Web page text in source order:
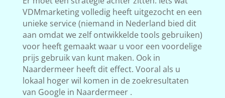
VDMmarketing volledig heeft uitgezocht en een
unieke service (niemand in Nederland bied dit
aan omdat we zelf ontwikkelde tools gebruiken)
voor heeft gemaakt waar u voor een voordelige
prijs gebruik van kunt maken. Ook in
Naardermeer heeft dit effect. Vooral als u
lokaal hoger wil komen in de zoekresultaten
van Google in Naardermeer .